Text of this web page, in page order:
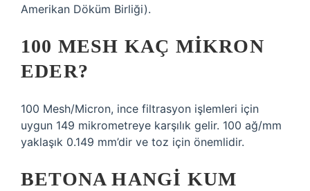
Amerikan Döküm Birliği).
100 MESH KAÇ MIKRON
EDER?
100 Mesh/Micron, ince filtrasyon işlemleri için
uygun 149 mikrometreye karşılık gelir. 100 ağ/mm
yaklaşık 0.149 mm’dir ve toz için önemlidir.
BETONA HANGI KUM